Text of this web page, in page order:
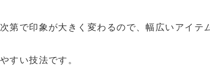
第で印象が大きく変わるので、幅広いアイテ
すい技法です。